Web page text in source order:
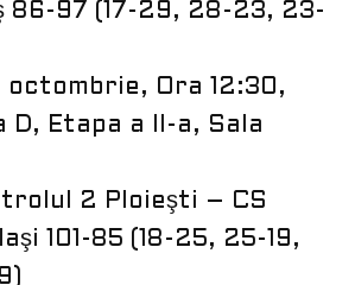
86-97 (17-29, 28-23, 23-
octombrie, Ora 12:30,
D, Etapa a II-a, Sala
2 Ploieşti – CS
101-85 (18-25, 25-19,